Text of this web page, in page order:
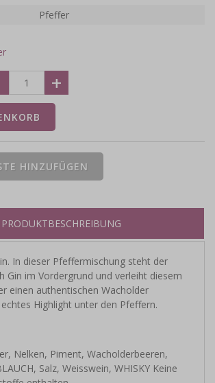
Pfeffer
PRODUKTBESCHREIBUNG
In dieser Pfeffermischung steht der
Gin im Vordergrund und verleiht diesem
einen authentischen Wacholder
echtes Highlight unter den Pfeffern.
Nelken, Piment, Wacholderbeeren,
Salz, Weisswein, WHISKY Keine